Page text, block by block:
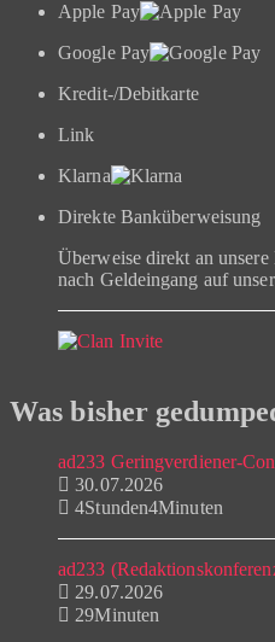
Apple Pay
Google Pay
Kredit-/Debitkarte
Link
Klarna
Direkte Banküberweisung
Überweise direkt an
nach Geldeingang auf
Was bisher
ad233 Geringverdiener-
30.07.2026
4Stunden4Minuten
ad233
29.07.2026
29Minuten